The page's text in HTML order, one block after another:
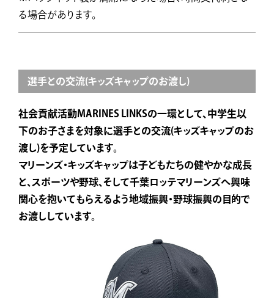
る場合があります。
選手との交流(キッズキャップのお渡し)
社会貢献活動MARINES LINKSの一環として、中学生以
下のお子さまを対象に選手との交流(キッズキャップのお
渡し)を予定しています。
マリーンズ・キッズキャップは子どもたちの健やかな成長
と、スポーツや野球、 そして千葉ロッテマリーンズへ興味
関心を抱いてもらえるよう地域振興・野球振興の目的で
お渡ししています。